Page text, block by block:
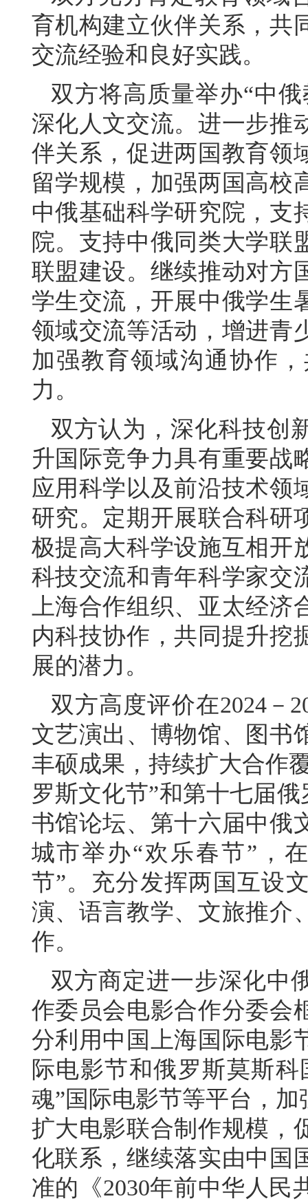
育机构建立伙伴关系，共
交流经验和良好实践。
双方将高质量举办“中
深化人文交流。进一步推
伴关系，促进两国教育领
留学规模，加强两国高校
中俄基础科学研究院，支
院。支持中俄同类大学联
联盟建设。继续推动对方
学生交流，开展中俄学生
领域交流等活动，增进青
加强教育领域沟通协作
力。
双方认为，深化科技创
升国际竞争力具有重要战
应用科学以及前沿技术领
研究。定期开展联合科研
极提高大科学设施互相开
科技交流和青年科学家交
上海合作组织、亚太经
内科技协作，共同提升挖
展的潜力。
双方高度评价在2024－
文艺演出、博物馆、图书
丰硕成果，持续扩大合作
罗斯文化节”和第十七届
书馆论坛、第十六届中俄
城市举办“欢乐春节”，
节”。充分发挥两国互设
演、语言教学、文旅推介
作。
双方商定进一步深化中
作委员会电影合作分委会
分利用中国上海国际电影
际电影节和俄罗斯莫斯
魂”国际电影节等平台，
扩大电影联合制作规模，
化联系，继续落实由中国
准的《2030年前中华人民